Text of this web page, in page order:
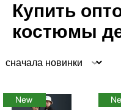
Купить
костюмы